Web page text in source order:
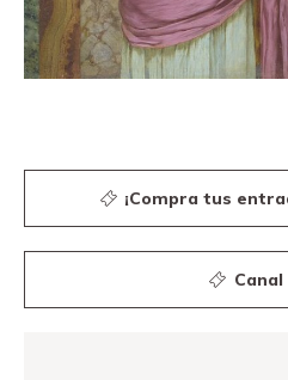
¡Compra tus
Canal